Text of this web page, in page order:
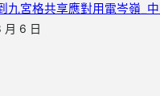
九宮格共享應對用電岑嶺_
6 日